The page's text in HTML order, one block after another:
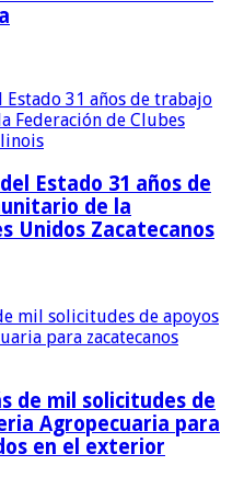
Estado 31 años de
de la
Unidos Zacatecanos
de mil solicitudes de
Agropecuaria para
en el exterior